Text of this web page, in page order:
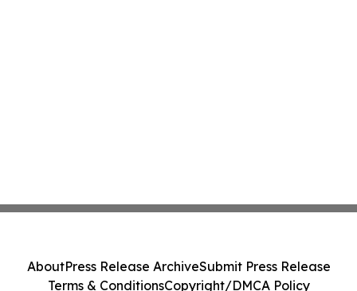
AboutPress Release ArchiveSubmit Press Release
Terms & ConditionsCopyright/DMCA Policy